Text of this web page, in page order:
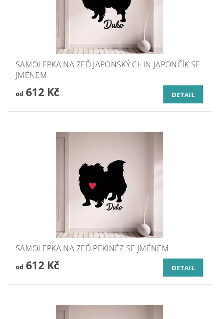
SAMOLEPKA NA ZEĎ JAPONSKÝ CHIN JAPONČÍK SE
JMÉNEM
od612 Kč DETAIL
SAMOLEPKA NA ZEĎ PEKINÉZ SE JMÉNEM
od612 Kč DETAIL